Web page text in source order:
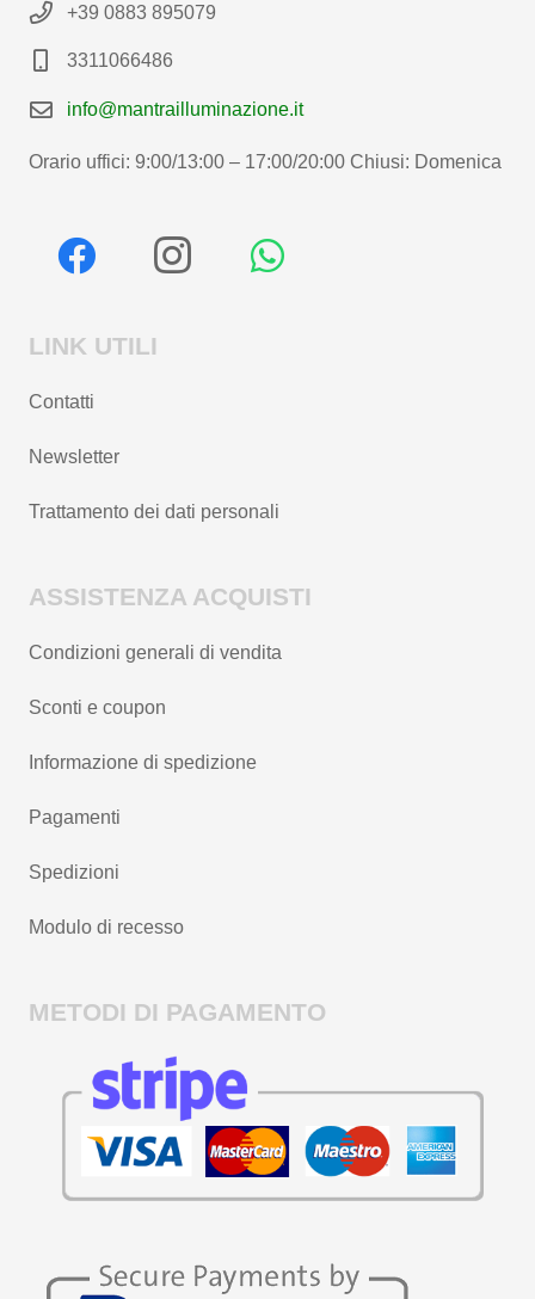
+39 0883 895079
3311066486
info@mantrailluminazione.it
Orario uffici: 9:00/13:00 – 17:00/20:00 Chiusi: Domenica
LINK UTILI
Contatti
Newsletter
Trattamento dei dati personali
ASSISTENZA ACQUISTI
Condizioni generali di vendita
Sconti e coupon
Informazione di spedizione
Pagamenti
Spedizioni
Modulo di recesso
METODI DI PAGAMENTO